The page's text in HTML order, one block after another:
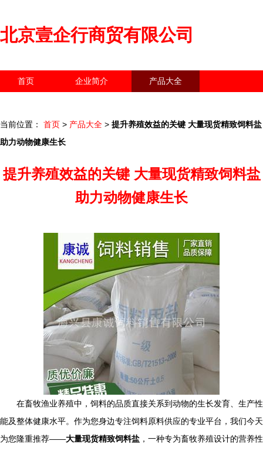
北京壹企行商贸有限公司
首页 企业简介 产品大全
当前位置： 首页 > 产品大全 > 提升养殖效益的关键 大量现货精致饲料盐
助力动物健康生长
提升养殖效益的关键 大量现货精致饲料盐
助力动物健康生长
在畜牧渔业养殖中，饲料的品质直接关系到动物的生长发育、生产性
能及整体健康水平。作为您身边专注饲料原料供应的专业平台，我们今天
为您隆重推荐——大量现货精致饲料盐 ，一种专为畜牧养殖设计的营养性